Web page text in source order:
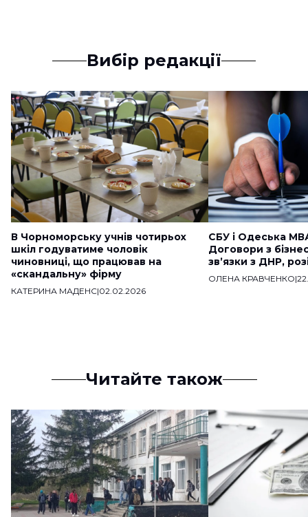
Вибір редакції
В Чорноморську учнів чотирьох
шкіл годуватиме чоловік
чиновниці, що працював на
«скандальну» фірму
КАТЕРИНА МАДЕНС|02.02.2026
СБУ і Одеська
Договори з
звʼязки з ДНР,
ОЛЕНА КРАВЧЕНКО|
Читайте також